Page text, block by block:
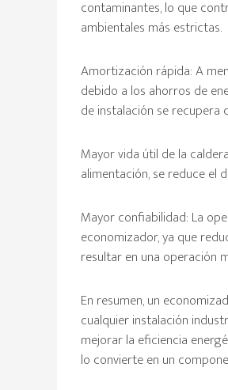
contaminantes, lo que
ambientales más estrictas.
Amortización rápida: A
debido a los ahorros de
de instalación se
Mayor vida útil de la
alimentación, se reduce el
Mayor confiabilidad: La
economizador, ya que
resultar en una operación
En resumen, un
cualquier instalación
mejorar la eficiencia
lo convierte en un